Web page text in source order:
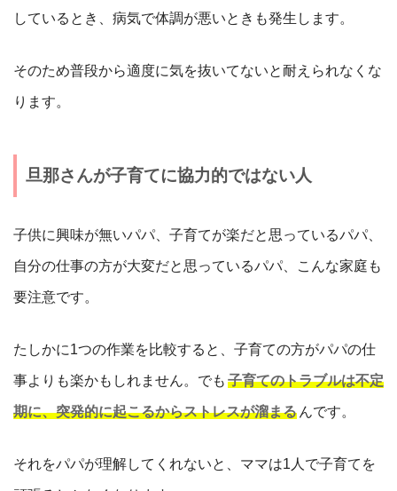
しているとき、病気で体調が悪いときも発生します。
そのため普段から適度に気を抜いてないと耐えられなくな
ります。
旦那さんが子育てに協力的ではない人
子供に興味が無いパパ、子育てが楽だと思っているパパ、
自分の仕事の方が大変だと思っているパパ、こんな家庭も
要注意です。
たしかに1つの作業を比較すると、子育ての方がパパの仕
事よりも楽かもしれません。でも 子育てのトラブルは不定
期に、突発的に起こるからストレスが溜まる んです。
それをパパが理解してくれないと、ママは1人で子育てを